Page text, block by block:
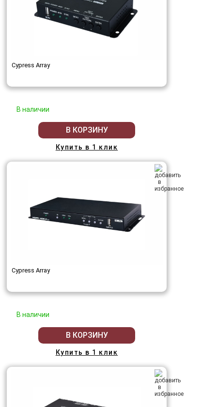
Cypress Array
В наличии
В КОРЗИНУ
Купить в 1 клик
Cypress Array
В наличии
В КОРЗИНУ
Купить в 1 клик